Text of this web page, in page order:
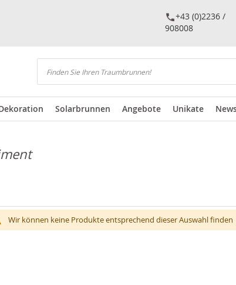
+43 (0)2236 /
908008
Suchen
Solarbrunnen Angebote Unikate
Wir können keine Produkte entsprechend dieser Auswahl finden